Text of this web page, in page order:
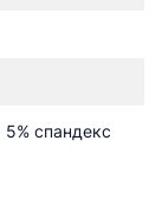
5% спандекс